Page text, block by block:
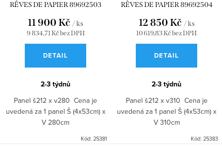
RÊVES DE PAPIER 89692503
9 834,71 Kč bez DPH
11 900 Kč / ks
DETAIL
2-3 týdnů
Panel š212 x v280 Cena je
uvedená za 1 panel Š (4x53cm) x
V 280cm
Kód: 25381
RÊVES DE PAPIER 89692504
10 619,83 Kč bez DPH
12 850 Kč / ks
DETAIL
2-3 týdnů
Panel š212 x v310 Cena je
uvedená za 1 panel Š (4x53cm) x
V 310cm
Kód: 25383